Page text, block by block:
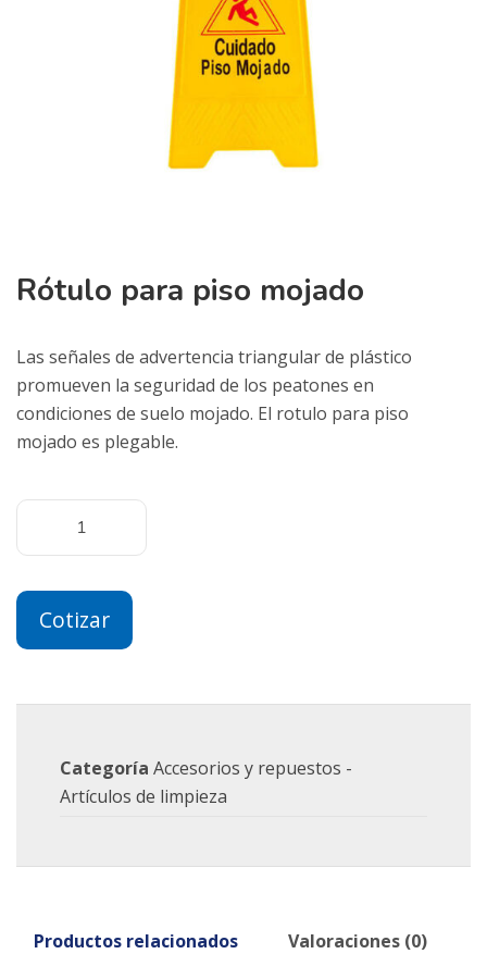
Rótulo para piso mojado
Las señales de advertencia triangular de plástico
promueven la seguridad de los peatones en
condiciones de suelo mojado. El rotulo para piso
mojado es plegable.
Cotizar
Categoría Accesorios y repuestos -
Artículos de limpieza
Productos relacionados Valoraciones (0)